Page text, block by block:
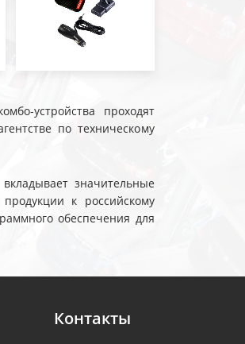
устройства проходят
по техническому
значительные
к российскому
обеспечения для
Контакты